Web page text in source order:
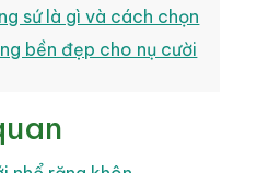
sứ là gì và cách chọn
bền đẹp cho nụ cười